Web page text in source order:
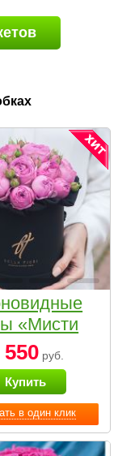
в один клик
«Мисти
в
коробке
Small
550руб.
Купить